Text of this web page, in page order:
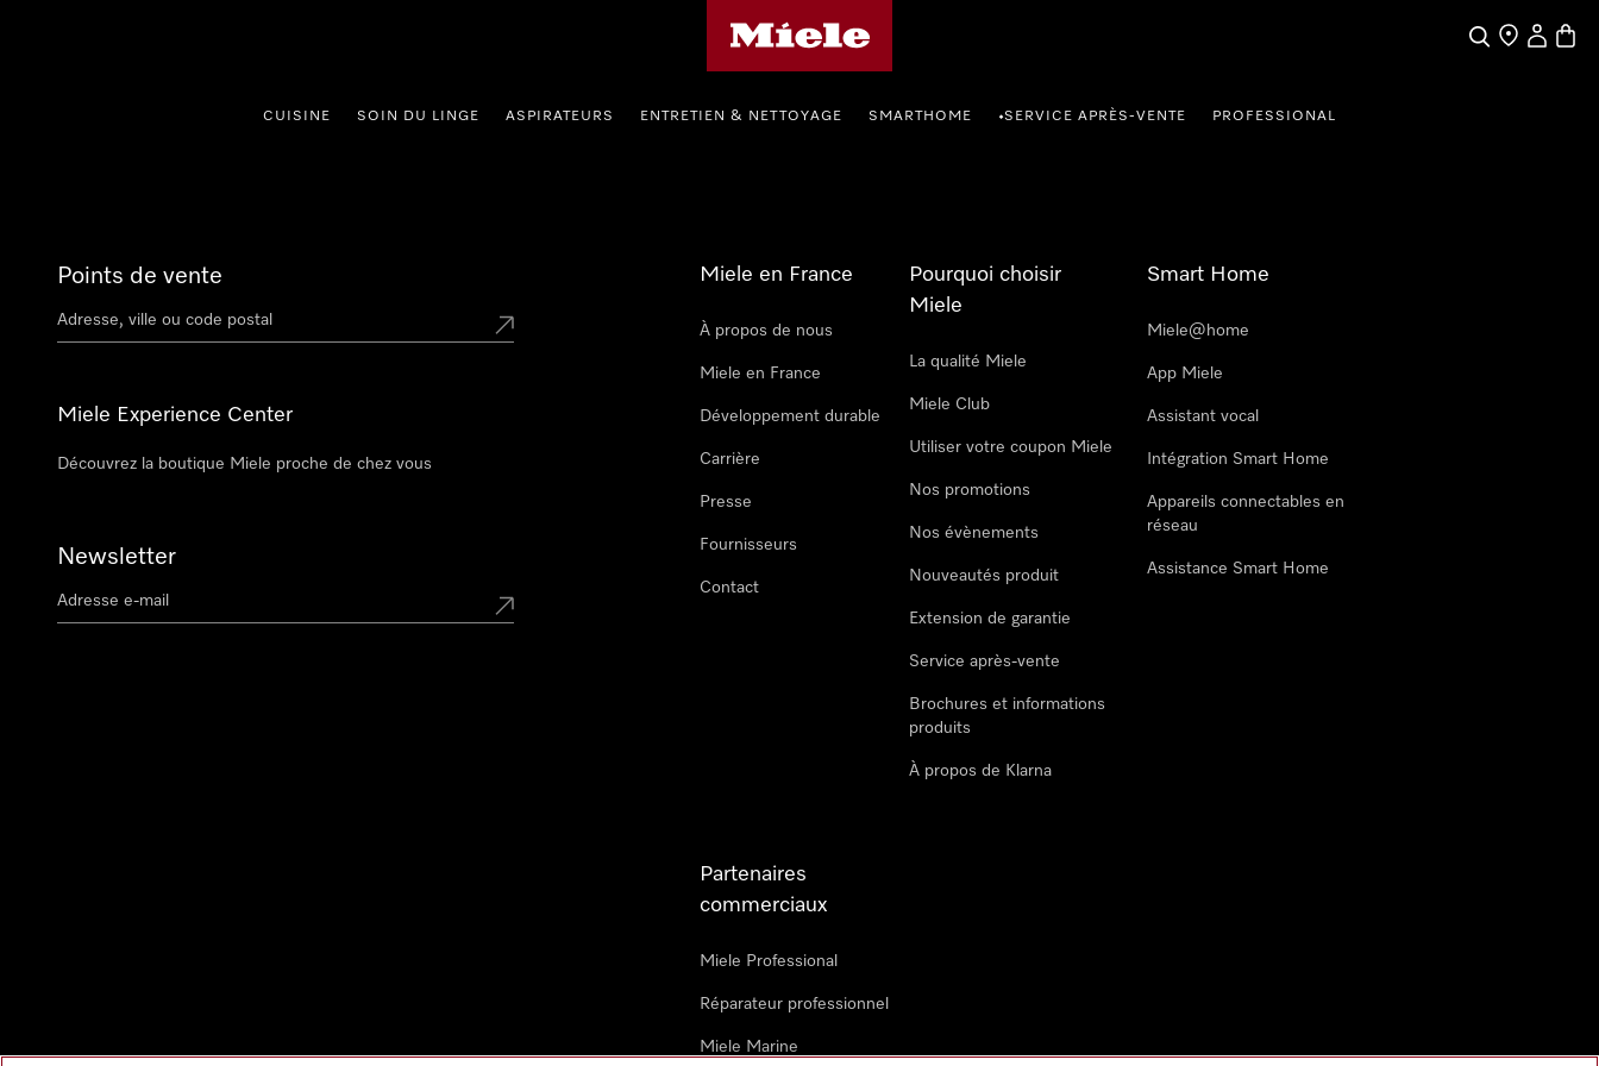
SearchFind a store
My
CUISINE SOIN DU LINGE ASPIRATEURS ENTRETIEN & NETTOYAGE SMARTHOME •SERVICE APRÈS-VENTE PROFESSIONAL
Points de vente
Miele Experience Center
Découvrez la boutique Miele proche de chez vous
Newsletter
Miele en France
À propos de nous
Miele en France
Développement durable
Carrière
Presse
Fournisseurs
Contact
Pourquoi choisir
Miele
La qualité Miele
Miele Club
Utiliser votre coupon Miele
Nos promotions
Nos évènements
Nouveautés produit
Extension de garantie
Service après-vente
Brochures et informations
produits
À propos de Klarna
Smart Home
Miele@home
App Miele
Assistant vocal
Intégration Smart Home
Appareils connectables en
réseau
Assistance Smart Home
Partenaires
commerciaux
Miele Professional
Réparateur professionnel
Miele Marine